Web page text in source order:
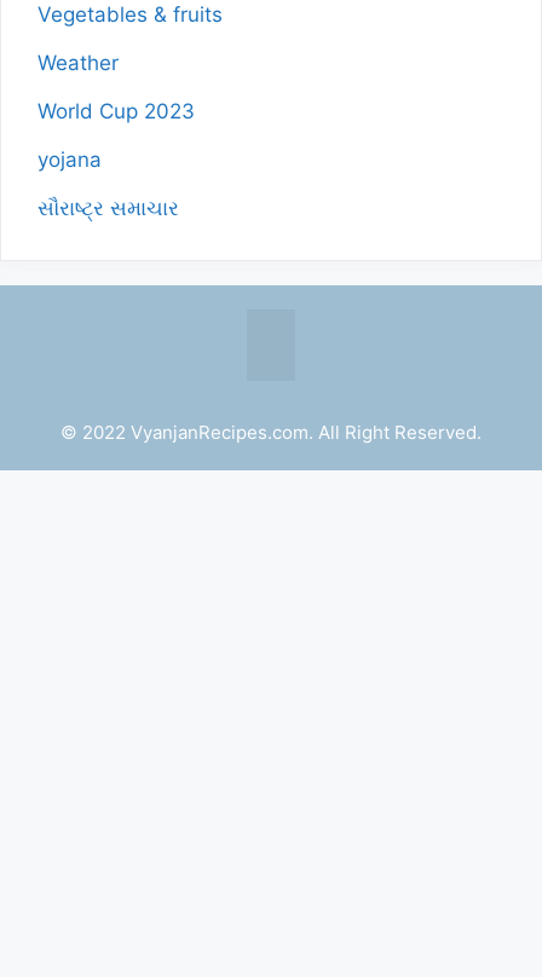
Vegetables & fruits
Weather
World Cup 2023
yojana
સૌરાષ્ટ્ર સમાચાર
© 2022 VyanjanRecipes.com. All Right Reserved.